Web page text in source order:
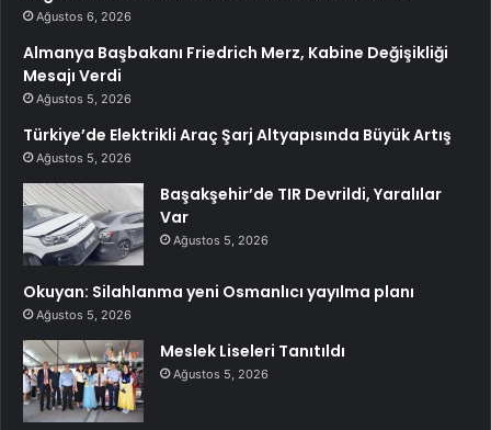
Ağustos 6, 2026
Almanya Başbakanı Friedrich Merz, Kabine Değişikliği
Mesajı Verdi
Ağustos 5, 2026
Türkiye’de Elektrikli Araç Şarj Altyapısında Büyük Artış
Ağustos 5, 2026
Başakşehir’de TIR Devrildi, Yaralılar
Var
Ağustos 5, 2026
Okuyan: Silahlanma yeni Osmanlıcı yayılma planı
Ağustos 5, 2026
Meslek Liseleri Tanıtıldı
Ağustos 5, 2026